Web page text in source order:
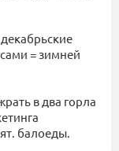
= зимней
в два горла
балоеды.